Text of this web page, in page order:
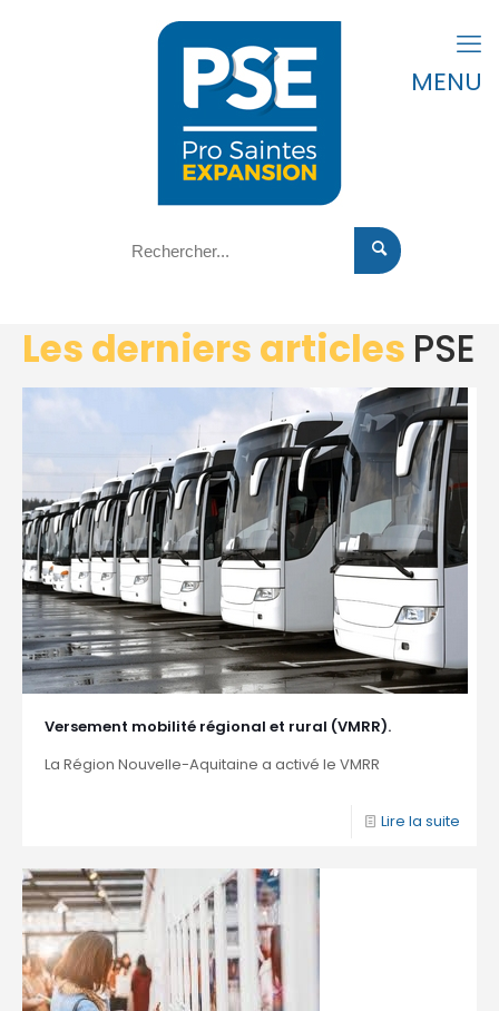
MENU
Les derniers articles PSE
Versement mobilité régional et rural (VMRR).
La Région Nouvelle-Aquitaine a activé le VMRR
Lire la suite